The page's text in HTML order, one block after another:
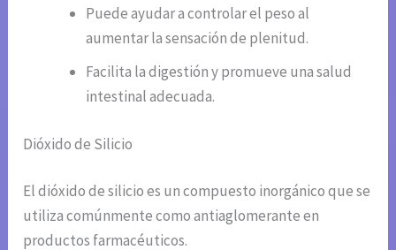
Puede ayudar a controlar el peso al
aumentar la sensación de plenitud.
Facilita la digestión y promueve una salud
intestinal adecuada.
Dióxido de Silicio
El dióxido de silicio es un compuesto inorgánico que se
utiliza comúnmente como antiaglomerante en
productos farmacéuticos.